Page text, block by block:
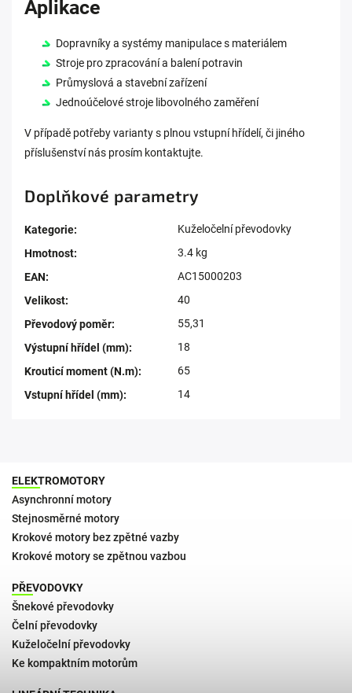
Aplikace
Dopravníky a systémy manipulace s materiálem
Stroje pro zpracování a balení potravin
Průmyslová a stavební zařízení
Jednoúčelové stroje libovolného zaměření
V případě potřeby varianty s plnou vstupní hřídelí, či jiného
příslušenství nás prosím kontaktujte.
Doplňkové parametry
Kategorie:
Kuželočelní převodovky
Hmotnost:
3.4 kg
EAN:
AC15000203
Velikost:
40
Převodový poměr:
55,31
Výstupní hřídel (mm):
18
Krouticí moment (N.m):
65
Vstupní hřídel (mm): 14
ELEKTROMOTORY
Asynchronní motory
Stejnosměrné motory
Krokové motory bez zpětné vazby
Krokové motory se zpětnou vazbou
PŘEVODOVKY
Šnekové převodovky
Čelní převodovky
Kuželočelní převodovky
Ke kompaktním motorům